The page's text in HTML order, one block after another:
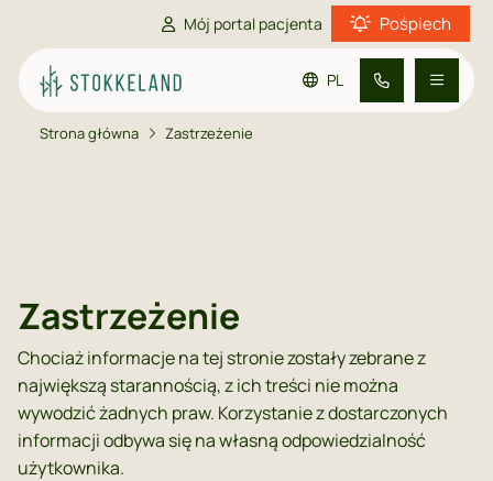
Mój portal pacjenta Pośpiech
Przejdź do treści głównej
Przejdź do stopki
Przejdź do ustawień dostępności
PL
Strona główna Zastrzeżenie
Zastrzeżenie
Chociaż informacje na tej stronie zostały zebrane z
największą starannością, z ich treści nie można
wywodzić żadnych praw. Korzystanie z dostarczonych
informacji odbywa się na własną odpowiedzialność
użytkownika.
Kontakt